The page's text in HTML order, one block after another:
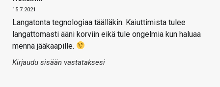
15.7.2021
Langatonta tegnologiaa täälläkin. Kaiuttimista tulee
langattomasti ääni korviin eikä tule ongelmia kun haluaa
mennä jääkaapille.
Kirjaudu sisään vastataksesi